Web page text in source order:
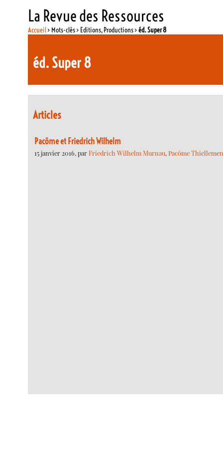
La Revue des Ressources
Accueil> Mots-clés > Editions, Productions >éd. Super 8
éd. Super 8
Articles
Pacôme et Friedrich Wilhelm
15 janvier 2016, parFriedrich Wilhelm Murnau,Pacôme